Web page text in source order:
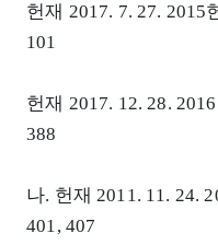
헌재 2017. 7. 27. 2015
101
헌재 2017. 12. 28.
388
나. 헌재 2011. 11. 24.
401, 407